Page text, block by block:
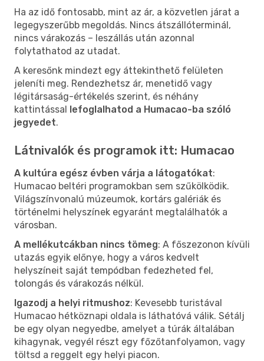
Ha az idő fontosabb, mint az ár, a közvetlen járat a
legegyszerűbb megoldás. Nincs átszállóterminál,
nincs várakozás – leszállás után azonnal
folytathatod az utadat.
A keresőnk mindezt egy áttekinthető felületen
jeleníti meg. Rendezhetsz ár, menetidő vagy
légitársaság-értékelés szerint, és néhány
kattintással lefoglalhatod a Humacao-ba szóló
jegyedet.
Látnivalók és programok itt: Humacao
A kultúra egész évben várja a látogatókat:
Humacao beltéri programokban sem szűkölködik.
Világszínvonalú múzeumok, kortárs galériák és
történelmi helyszínek egyaránt megtalálhatók a
városban.
A mellékutcákban nincs tömeg: A főszezonon kívüli
utazás egyik előnye, hogy a város kedvelt
helyszíneit saját tempódban fedezheted fel,
tolongás és várakozás nélkül.
Igazodj a helyi ritmushoz: Kevesebb turistával
Humacao hétköznapi oldala is láthatóvá válik. Sétálj
be egy olyan negyedbe, amelyet a túrák általában
kihagynak, vegyél részt egy főzőtanfolyamon, vagy
töltsd a reggelt egy helyi piacon.